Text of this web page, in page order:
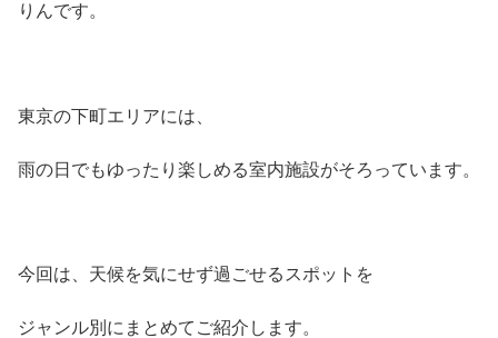
りんです。
東京の下町エリアには、
雨の日でもゆったり楽しめる室内施設がそろっています。
今回は、天候を気にせず過ごせるスポットを
ジャンル別にまとめてご紹介します。